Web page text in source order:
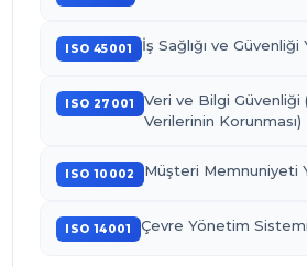
ISO 45001 İş Sağlığı ve
ISO 27001
Veri ve Bilgi Güvenliği
Verilerinin Korunması)
ISO 10002 Müşteri Memnuniyeti
ISO 14001 Çevre Yönetim Sistemi